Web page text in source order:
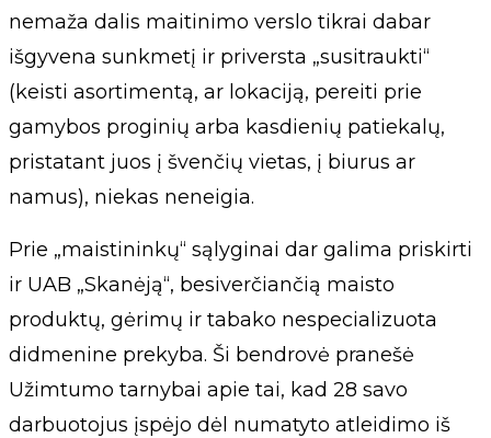
nemaža dalis maitinimo verslo tikrai dabar
išgyvena sunkmetį ir priversta „susitraukti“
(keisti asortimentą, ar lokaciją, pereiti prie
gamybos proginių arba kasdienių patiekalų,
pristatant juos į švenčių vietas, į biurus ar
namus), niekas neneigia.
Prie „maistininkų“ sąlyginai dar galima priskirti
ir UAB „Skanėją“, besiverčiančią maisto
produktų, gėrimų ir tabako nespecializuota
didmenine prekyba. Ši bendrovė pranešė
Užimtumo tarnybai apie tai, kad 28 savo
darbuotojus įspėjo dėl numatyto atleidimo iš